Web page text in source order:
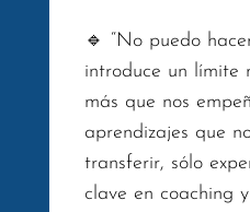
🔹 “No puedo
introduce un límite
más que nos
aprendizajes que
transferir, sólo
clave en coaching